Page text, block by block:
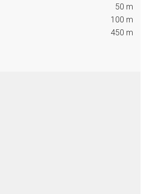
50 m
100 m
450 m